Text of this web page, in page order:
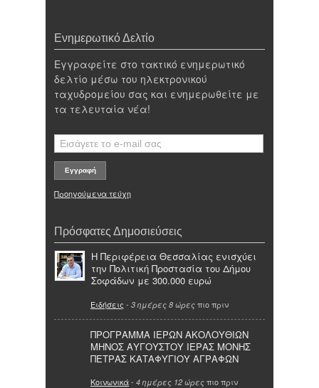
Ενημερωτικό Δελτίο
Εγγραφείτε στο τακτικό ενημερωτικό
δελτίο μέσω του ηλεκτρονικού
ταχυδρομείου σας και ενημερωθείτε με
τα τελευταία νέα!
Προηγούμενα τεύχη
Πρόσφατες Δημοσιεύσεις
Η Περιφέρεια Θεσσαλίας ενισχύει
την Πολιτική Προστασία του Δήμου
Σοφάδων με 300.000 ευρώ
Ειδήσεις - 3 ημέρες 8 ώρες πιο πριν
ΠΡΟΓΡΑΜΜΑ ΙΕΡΩΝ ΑΚΟΛΟΥΘΙΩΝ
ΜΗΝΟΣ ΑΥΓΟΥΣΤΟΥ ΙΕΡΑΣ ΜΟΝΗΣ
ΠΕΤΡΑΣ ΚΑΤΑΦΥΓΙΟΥ ΑΓΡΑΦΩΝ
Κοινωνικά- 4 ημέρες 12 ώρες πιο πριν